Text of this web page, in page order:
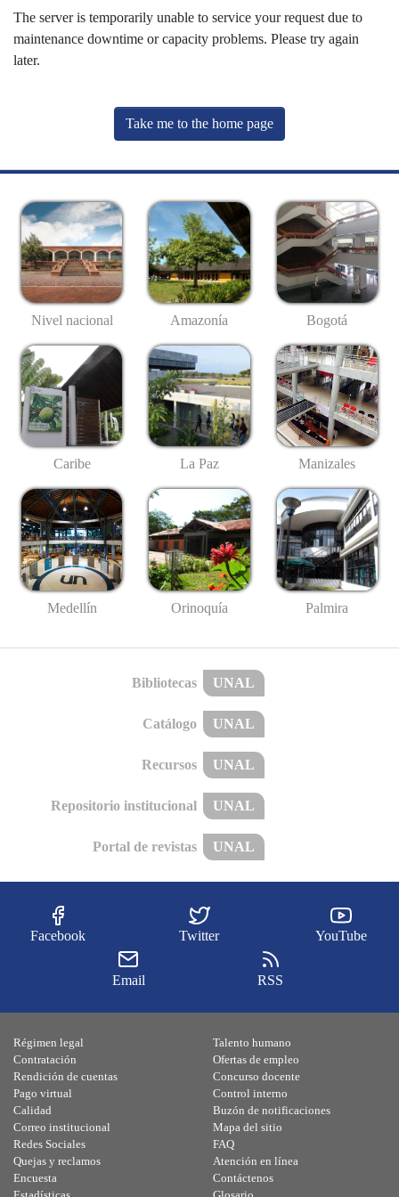
The server is temporarily unable to service your request due to
maintenance downtime or capacity problems. Please try again
later.
Take me to the home page
Nivel nacional Amazonía Bogotá
Caribe La Paz Manizales
Medellín Orinoquía Palmira
Bibliotecas UNAL
Catálogo UNAL
Recursos UNAL
Repositorio institucional UNAL
Portal de revistas UNAL
Facebook Twitter YouTube
Email RSS
Régimen legal
Contratación
Rendición de cuentas
Pago virtual
Calidad
Talento humano
Ofertas de empleo
Concurso docente
Control interno
Buzón de notificaciones
Correo institucional
Redes Sociales
Quejas y reclamos
Encuesta
Mapa del sitio
FAQ
Atención en línea
Contáctenos